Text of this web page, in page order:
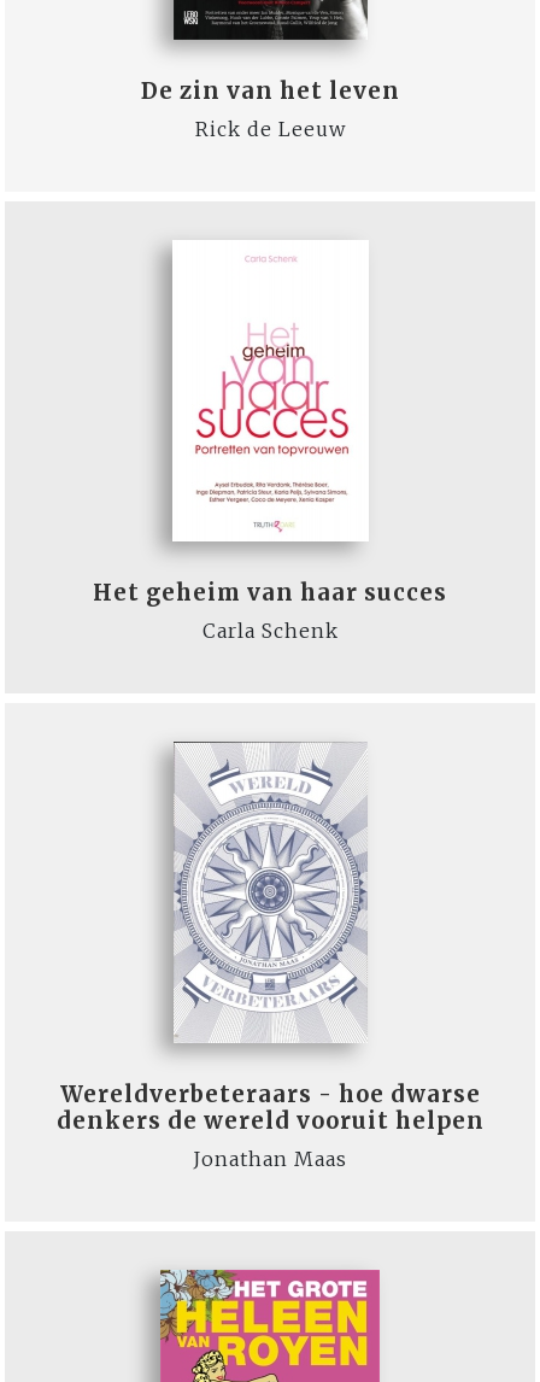
De zin van het leven
Rick de Leeuw
Het geheim van haar succes
Carla Schenk
Wereldverbeteraars - hoe dwarse
denkers de wereld vooruit helpen
Jonathan Maas